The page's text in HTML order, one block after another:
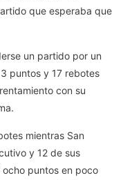
que esperaba que
un partido por un
puntos y 17 rebotes
con su
mientras San
y 12 de sus
ocho puntos en poco